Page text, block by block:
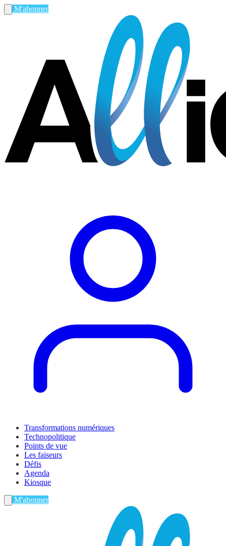
M'abonner
Transformations numériques
Technopolitique
Points de vue
Les faiseurs
Défis
Agenda
Kiosque
M'abonner